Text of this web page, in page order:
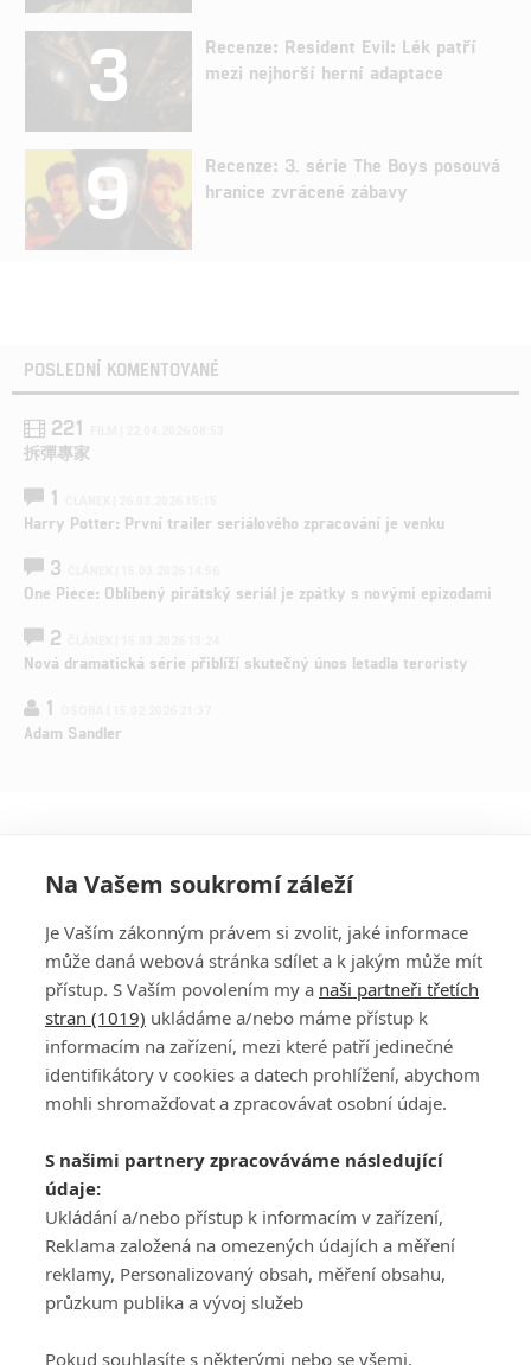
3
Recenze: Resident Evil: Lék patří
mezi nejhorší herní adaptace
9
Recenze: 3. série The Boys posouvá
hranice zvrácené zábavy
POSLEDNÍ KOMENTOVANÉ
221
拆彈專家
1
Harry Potter: První trailer seriálového zpracování je venku
3
One Piece: Oblíbený pirátský seriál je zpátky s novými epizodami
2
Nová dramatická série přiblíží skutečný únos letadla teroristy
1
Adam Sandler
PŘIHLÁSIT
REGISTROVAT
DISKUZE
Šéfredaktorkou webu jePetr Slavík, e-mailserialy@fandimefilmu.cz
Máte-li zájem o inzerci na našem webu napište nám na e-mail
studio@koncal.com
Ochrana osobních údajů|Zásady používání cookies |Pravidla webu
Upravit nastavení soukromí
Na Vašem soukromí záleží
Je Vaším zákonným právem si zvolit, jaké informace
může daná webová stránka sdílet a k jakým může mít
přístup. S Vaším povolením my a naši partneři třetích
stran (1019) ukládáme a/nebo máme přístup k
informacím na zařízení, mezi které patří jedinečné
identifikátory v cookies a datech prohlížení, abychom
mohli shromažďovat a zpracovávat osobní údaje.
S našimi partnery zpracováváme následující
údaje:
Ukládání a/nebo přístup k informacím v zařízení,
Reklama založená na omezených údajích a měření
reklamy, Personalizovaný obsah, měření obsahu,
průzkum publika a vývoj služeb
Pokud souhlasíte s některými nebo se všemi,